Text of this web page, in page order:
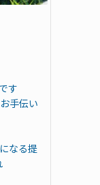
す
手伝い
なる提